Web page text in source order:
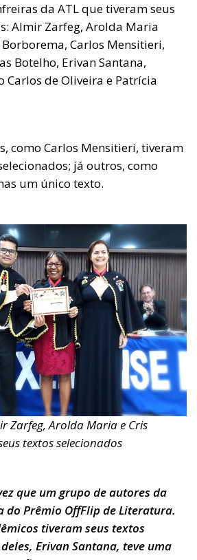
da ATL que tiveram seus
Almir Zarfeg, Arolda Maria
Carlos Mensitieri,
Botelho, Erivan Santana,
Carlos de Oliveira e Patrícia
como Carlos Mensitieri, tiveram
já outros, como
um único texto.
Zarfeg, Arolda Maria e Cris
textos selecionados
que um grupo de autores da
Prêmio OffFlip de Literatura.
tiveram seus textos
Erivan Santana, teve uma